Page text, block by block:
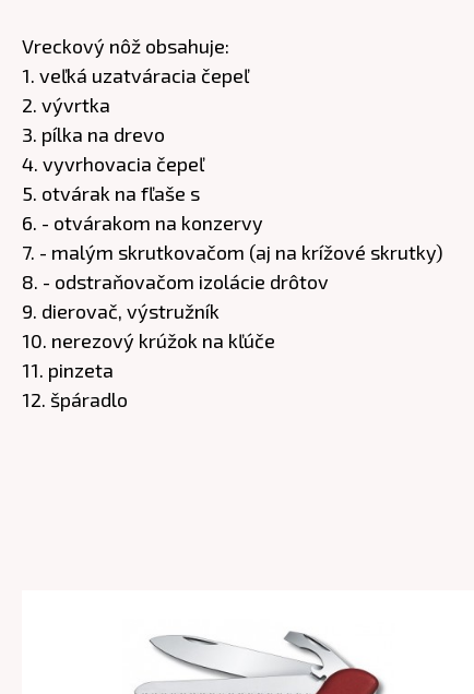
Vreckový nôž obsahuje:
1. veľká uzatváracia čepeľ
2. vývrtka
3. pílka na drevo
4. vyvrhovacia čepeľ
5. otvárak na fľaše s
6. - otvárakom na konzervy
7. - malým skrutkovačom (aj na krížové skrutky)
8. - odstraňovačom izolácie drôtov
9. dierovač, výstružník
10. nerezový krúžok na kľúče
11. pinzeta
12. špáradlo